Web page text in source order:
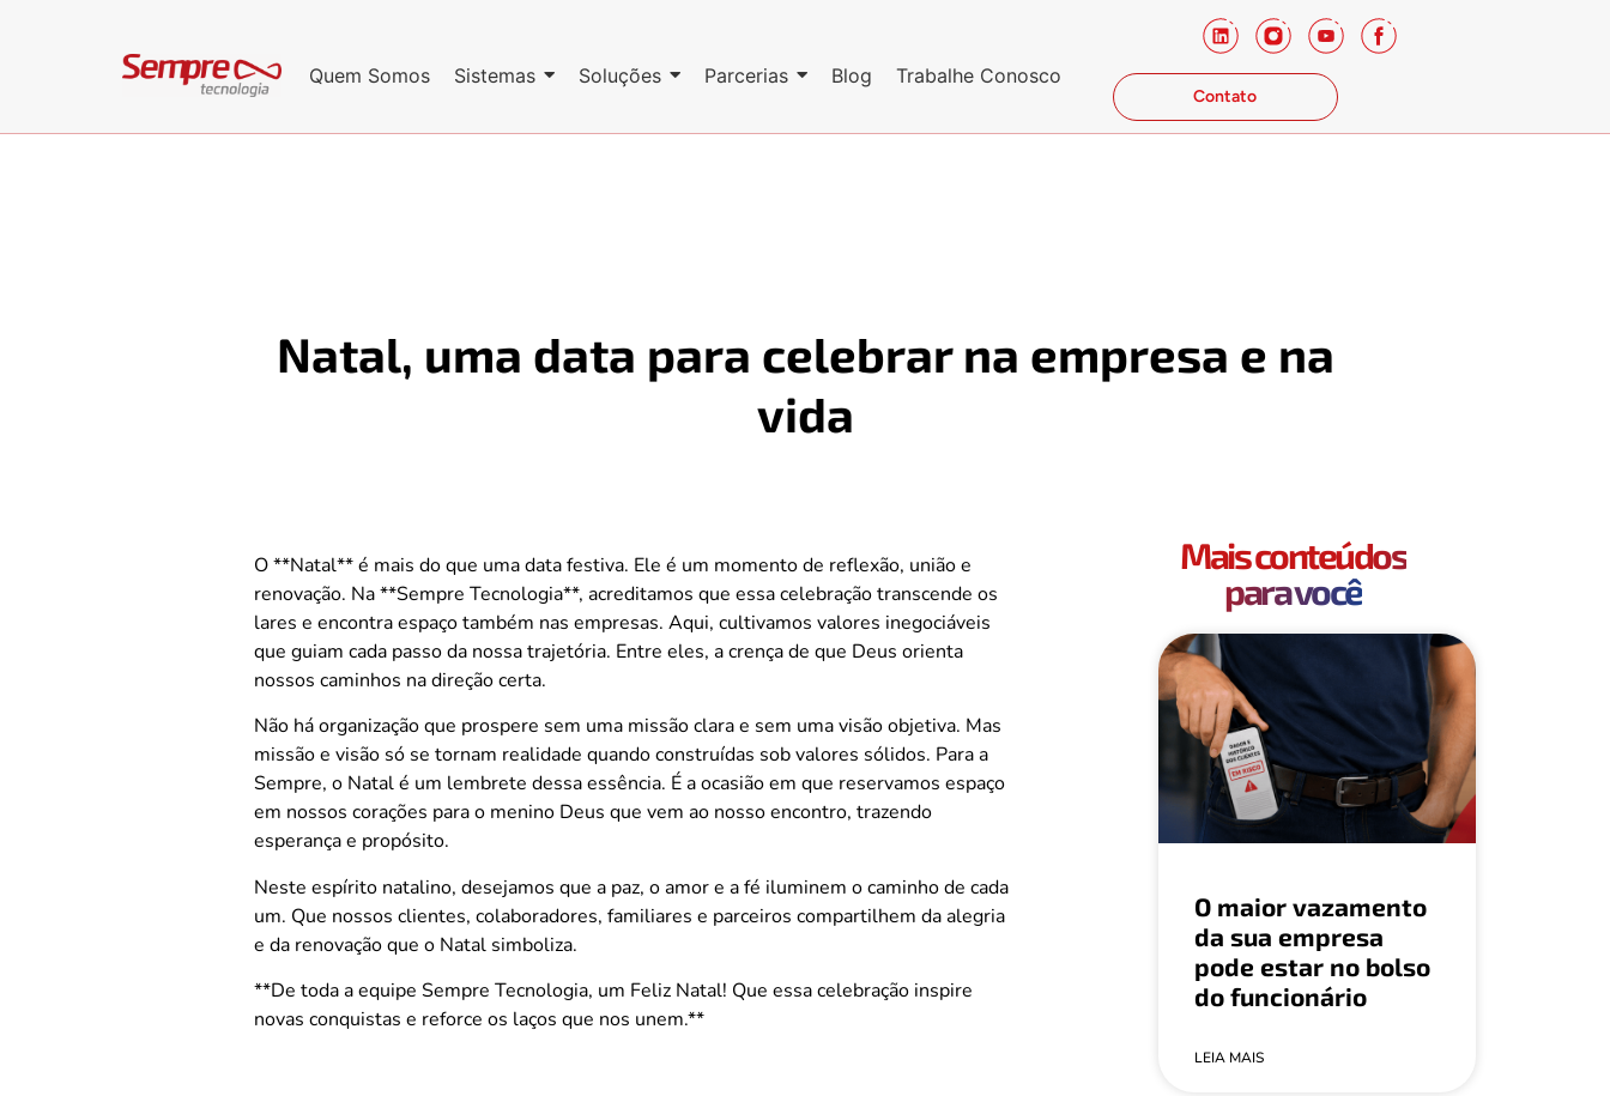
Quem Somos Sistemas Soluções Parcerias Blog Trabalhe Conosco
Contato
Natal, uma data para celebrar na empresa e na
vida
O **Natal** é mais do que uma data festiva. Ele é um momento de reflexão, união e
renovação. Na **Sempre Tecnologia**, acreditamos que essa celebração transcende os
lares e encontra espaço também nas empresas. Aqui, cultivamos valores inegociáveis
que guiam cada passo da nossa trajetória. Entre eles, a crença de que Deus orienta
nossos caminhos na direção certa.
Não há organização que prospere sem uma missão clara e sem uma visão objetiva. Mas
missão e visão só se tornam realidade quando construídas sob valores sólidos. Para a
Sempre, o Natal é um lembrete dessa essência. É a ocasião em que reservamos espaço
em nossos corações para o menino Deus que vem ao nosso encontro, trazendo
esperança e propósito.
Neste espírito natalino, desejamos que a paz, o amor e a fé iluminem o caminho de cada
um. Que nossos clientes, colaboradores, familiares e parceiros compartilhem da alegria
e da renovação que o Natal simboliza.
**De toda a equipe Sempre Tecnologia, um Feliz Natal! Que essa celebração inspire
novas conquistas e reforce os laços que nos unem.**
Mais conteúdos
para você
O maior vazamento
da sua empresa
pode estar no bolso
do funcionário
LEIA MAIS